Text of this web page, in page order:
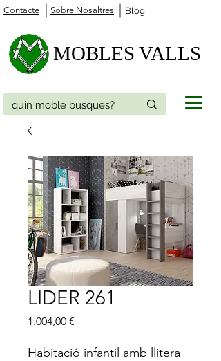
Contacte Blog
Sobre Nosaltres
MOBLES VALLS
LIDER 261
1.004,00 €
Habitació infantil amb llitera